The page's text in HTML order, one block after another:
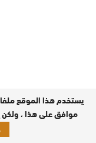
يستخدم هذا الموقع
موافق على هذا ،